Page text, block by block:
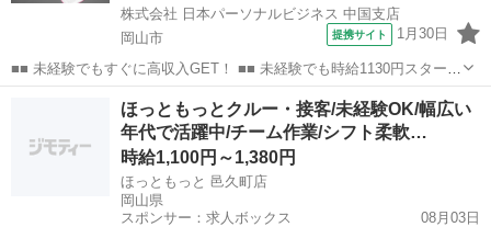
株式会社 日本パーソナルビジネス 中国支店
岡山市
提携サイト 1月30日
■■ 未経験でもすぐに高収入GET！ ■■ 未経験でも時給1130円スタート
なので、すぐに高収入!! 社員登用制度もあるので、ゆくゆくは社員に
なんてキャリアアップも目指せます!! ■■ 来社不要！カンタン電話登
ほっともっとクルー・接客/未経験OK/幅広い
年代で活躍中/チーム作業/シフト柔軟…
時給1,100円～1,380円
ほっともっと 邑久町店
岡山県
スポンサー：求人ボックス
08月03日